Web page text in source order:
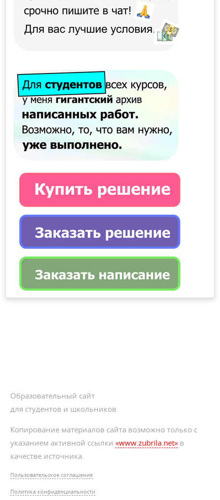
Образовательный сайт
для студентов и школьников
Копирование материалов сайта возможно только с
указанием активной ссылки«www.zubrila.net» в
качестве источника.
Пользовательское соглашение
Политика конфиденциальности